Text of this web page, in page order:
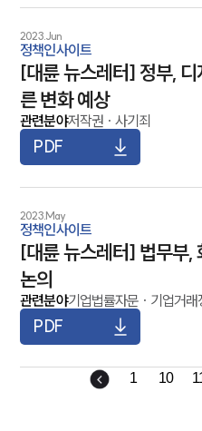
법률
고객
분
구성
정책인사이트
2023.Jun
[대륜 뉴스레터] 정부,
른 변화 예상
관련분야저작권· 사기죄
PDF
정책인사이트
2023.May
[대륜 뉴스레터] 법무부,
논의
관련분야기업법률자문· 기업거래
PDF
1 10